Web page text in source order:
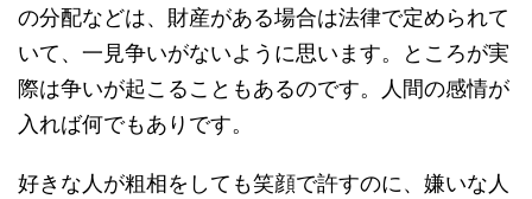
の分配などは、財産がある場合は法律で定められて
いて、一見争いがないように思います。ところが実
際は争いが起こることもあるのです。人間の感情が
入れば何でもありです。
好きな人が粗相をしても笑顔で許すのに、嫌いな人